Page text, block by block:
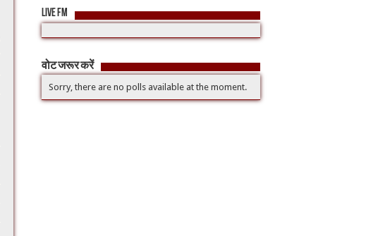
LIVE FM
वोट जरूर करें
Sorry, there are no polls available at the moment.